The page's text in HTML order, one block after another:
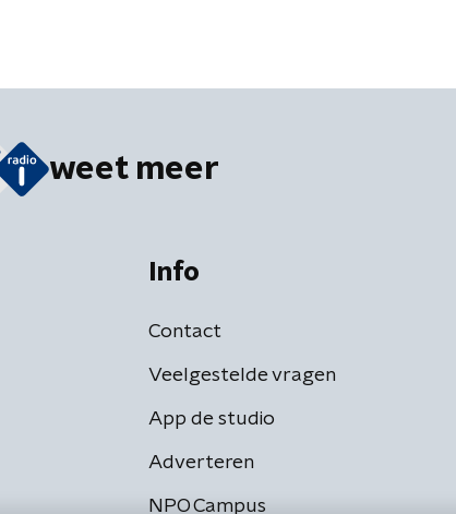
weet meer
Info
Contact
Veelgestelde vragen
App de studio
Adverteren
NPO Campus